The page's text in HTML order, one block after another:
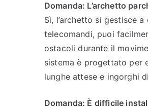
Domanda: L’archetto
Sì, l’archetto si gestisce
telecomandi, puoi
ostacoli durante il
sistema è progettato per
lunghe attese e ingorghi
Domanda: È difficile